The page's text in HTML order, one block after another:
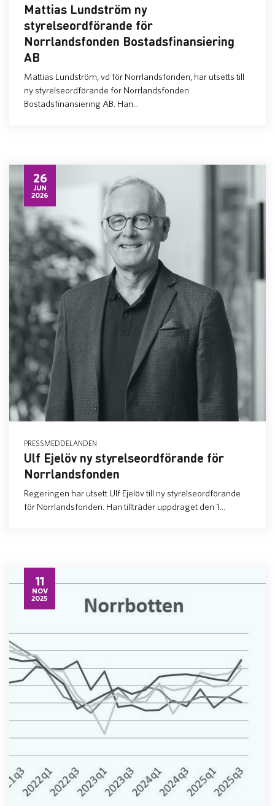
Mattias Lundström ny
styrelseordförande för
Norrlandsfonden Bostadsfinansiering
AB
Mattias Lundström, vd för Norrlandsfonden, har utsetts till
ny styrelseordförande för Norrlandsfonden
Bostadsfinansiering AB. Han...
26
JUN
2026
PRESSMEDDELANDEN
Ulf Ejelöv ny styrelseordförande för
Norrlandsfonden
Regeringen har utsett Ulf Ejelöv till ny styrelseordförande
för Norrlandsfonden. Han tillträder uppdraget den 1...
11
NOV
2025